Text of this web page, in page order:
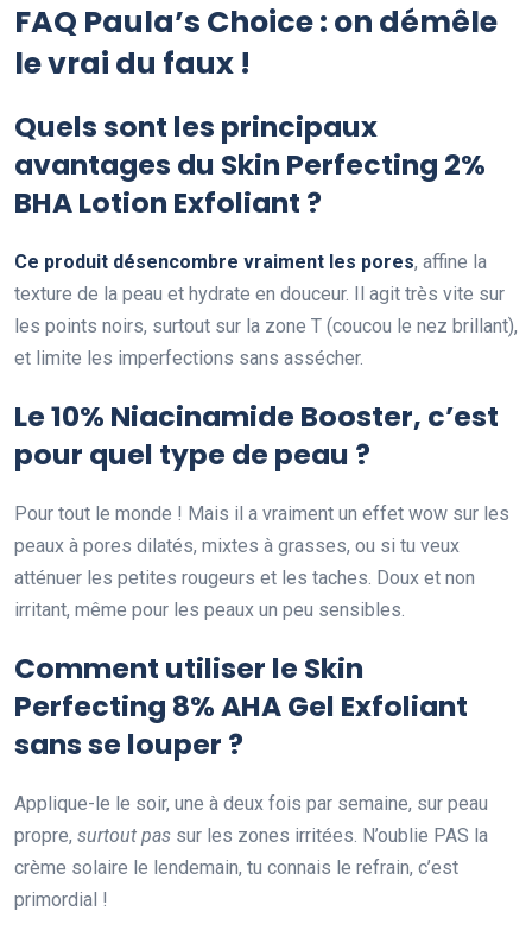
FAQ Paula’s Choice : on démêle
le vrai du faux !
Quels sont les principaux
avantages du Skin Perfecting 2%
BHA Lotion Exfoliant ?
Ce produit désencombre vraiment les pores, affine la
texture de la peau et hydrate en douceur. Il agit très vite sur
les points noirs, surtout sur la zone T (coucou le nez brillant),
et limite les imperfections sans assécher.
Le 10% Niacinamide Booster, c’est
pour quel type de peau ?
Pour tout le monde ! Mais il a vraiment un effet wow sur les
peaux à pores dilatés, mixtes à grasses, ou si tu veux
atténuer les petites rougeurs et les taches. Doux et non
irritant, même pour les peaux un peu sensibles.
Comment utiliser le Skin
Perfecting 8% AHA Gel Exfoliant
sans se louper ?
Applique-le le soir, une à deux fois par semaine, sur peau
propre, surtout pas sur les zones irritées. N’oublie PAS la
crème solaire le lendemain, tu connais le refrain, c’est
primordial !